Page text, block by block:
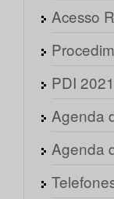
Acesso
PDI
Agenda
Agenda